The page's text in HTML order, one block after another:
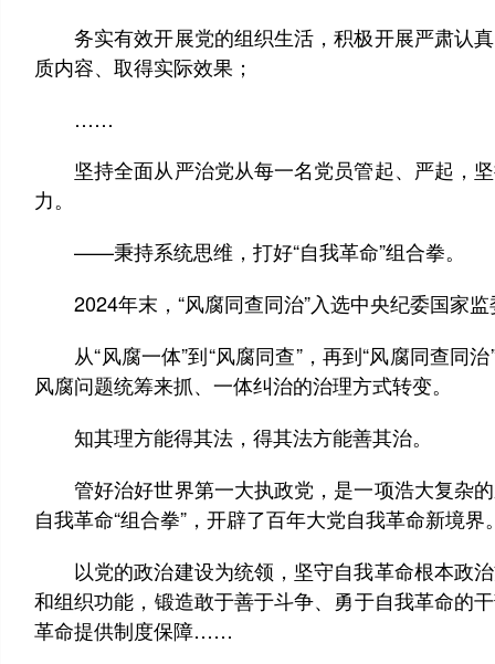
务实有效开展党的组织生活，积极开展严肃认真
质内容、取得实际效果；
……
坚持全面从严治党从每一名党员管起、严起，坚
力。
——秉持系统思维，打好“自我革命”组合拳。
2024年末，“风腐同查同治”入选中央纪委国家监
从“风腐一体”到“风腐同查”，再到“风腐同查同
风腐问题统筹来抓、一体纠治的治理方式转变。
知其理方能得其法，得其法方能善其治。
管好治好世界第一大执政党，是一项浩大复杂的
自我革命“组合拳”，开辟了百年大党自我革命新境界
以党的政治建设为统领，坚守自我革命根本政治
和组织功能，锻造敢于善于斗争、勇于自我革命的
革命提供制度保障……